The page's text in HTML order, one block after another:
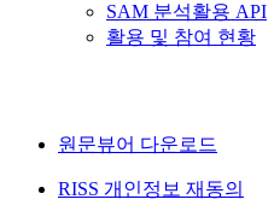
SAM 분석활용 API
활용 및 참여 현황
원문뷰어 다운로드
RISS 개인정보 재동의